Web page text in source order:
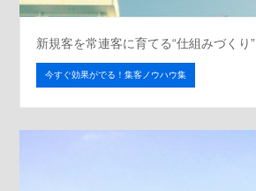
新規客を常連客に育てる“仕組みづくり”
今すぐ効果がでる！集客ノウハウ集